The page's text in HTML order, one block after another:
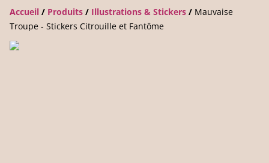
Accueil / Produits / Illustrations & Stickers / Mauvaise
Troupe - Stickers Citrouille et Fantôme